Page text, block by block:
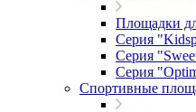
Площадки
Серия
Серия
Серия
Спортивные